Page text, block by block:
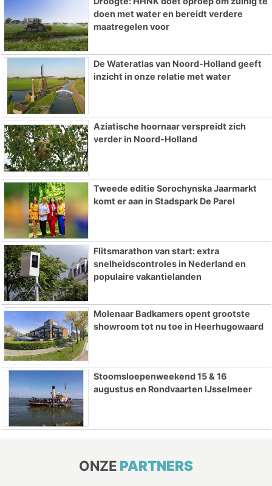
doen met water en bereidt verdere
maatregelen voor
De Wateratlas van Noord-Holland geeft
inzicht in onze relatie met water
Aziatische hoornaar verspreidt zich
verder in Noord-Holland
Tweede editie Sorochynska Jaarmarkt
komt er aan in Stadspark De Parel
Flitsmarathon van start: extra
snelheidscontroles in Nederland en
populaire vakantielanden
Molenaar Badkamers opent grootste
showroom tot nu toe in Heerhugowaard
Stoomsloepenweekend 15 & 16
augustus en Rondvaarten IJsselmeer
ONZE PARTNERS